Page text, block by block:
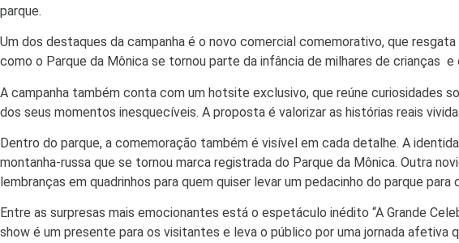
parque.
Um dos destaques da campanha é o novo comercial comemorativo, que
como o Parque da Mônica se tornou parte da infância de milhares de crianças
A campanha também conta com um hotsite exclusivo, que reúne
dos seus momentos inesquecíveis. A proposta é valorizar as histórias reais
Dentro do parque, a comemoração também é visível em cada detalhe. A
montanha-russa que se tornou marca registrada do Parque da Mônica. Outra
lembranças em quadrinhos para quem quiser levar um pedacinho do parque
Entre as surpresas mais emocionantes está o espetáculo inédito “A Grande
show é um presente para os visitantes e leva o público por uma jornada afetiva